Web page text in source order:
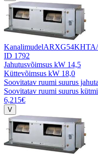
Kanalimudel
ID 1792
Jahutusvõimsus kW 14,5
Küttevõimsus kW 18,0
Soovitatav ruumi suurus
Soovitatav ruumi suurus
6,215€